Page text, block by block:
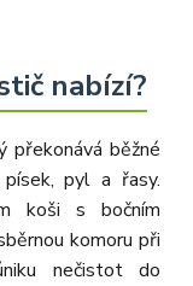
nabízí?
překonává běžné
pyl a řasy.
koši s bočním
komoru při
nečistot do